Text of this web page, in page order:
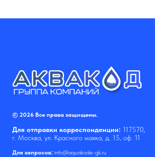
© 2026 Все права защищены.
Для отправки корреспонденции: 117570,
г. Москва, ул. Красного маяка, д. 15, оф. 11
Для запросов: info@aquakode-gk.ru